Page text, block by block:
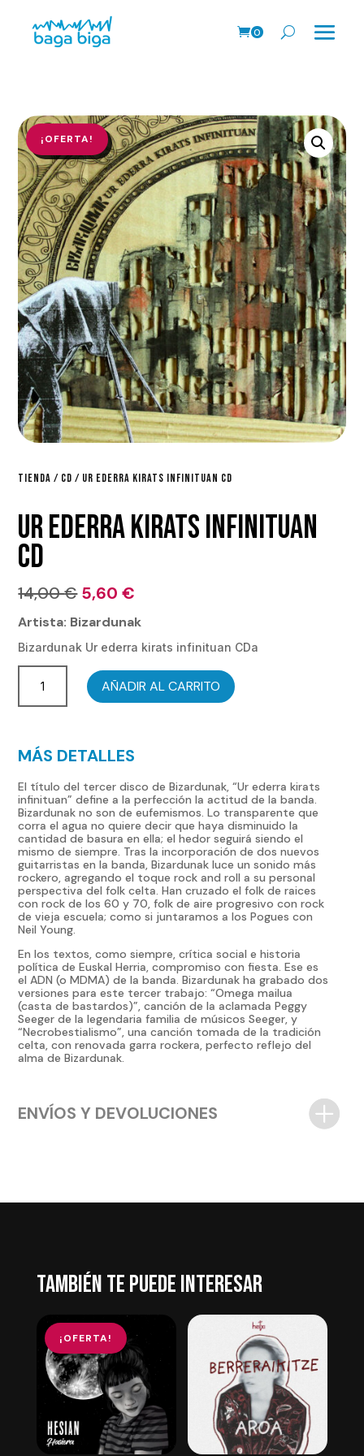
0
¡OFERTA!
TIENDA / CD / UR EDERRA KIRATS INFINITUAN CD
UR EDERRA KIRATS INFINITUAN
CD
14,00€ El
precio
era:
14,00 €.
5,60€
precio
es:
5,60 €.
Artista: Bizardunak
Bizardunak Ur ederra kirats infinituan CDa
CD
cantidad
AÑADIR AL CARRITO
MÁS DETALLES
El título del tercer disco de Bizardunak, “Ur ederra kirats
infinituan” define a la perfección la actitud de la banda.
Bizardunak no son de eufemismos. Lo transparente que
corra el agua no quiere decir que haya disminuido la
cantidad de basura en ella; el hedor seguirá siendo el
mismo de siempre. Tras la incorporación de dos nuevos
guitarristas en la banda, Bizardunak luce un sonido más
rockero, agregando el toque rock and roll a su personal
perspectiva del folk celta. Han cruzado el folk de raices
con rock de los 60 y 70, folk de aire progresivo con rock
de vieja escuela; como si juntaramos a los Pogues con
Neil Young.
En los textos, como siempre, crítica social e historia
política de Euskal Herria, compromiso con fiesta. Ese es
el ADN (o MDMA) de la banda. Bizardunak ha grabado dos
versiones para este tercer trabajo: “Omega mailua
(casta de bastardos)”, canción de la aclamada Peggy
Seeger de la legendaria familia de músicos Seeger, y
“Necrobestialismo”, una canción tomada de la tradición
celta, con renovada garra rockera, perfecto reflejo del
alma de Bizardunak.
ENVÍOS Y DEVOLUCIONES
TAMBIÉN TE PUEDE INTERESAR
¡OFERTA!